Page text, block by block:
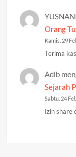
Orang
Kamis, 29
Terima
Adib
Sejarah
Sabtu, 24
Izin share